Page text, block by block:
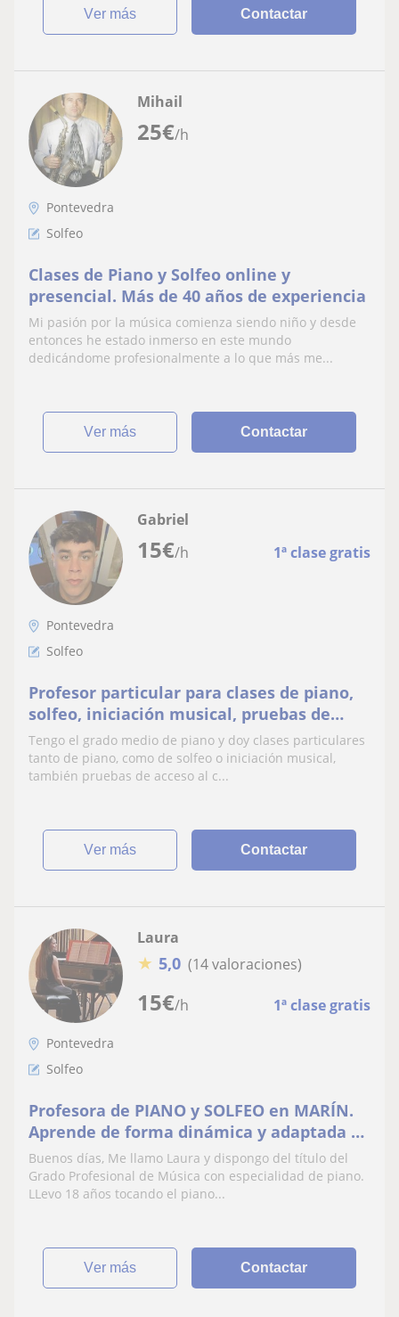
ver más Contactar
25€/h
Mihail
Pontevedra
Solfeo
Clases de Piano y Solfeo online y
presencial. Más de 40 años de experiencia
Mi pasión por la música comienza siendo niño y desde
entonces he estado inmerso en este mundo
dedicándome profesionalmente a lo que más me...
ver más Contactar
15€/h 1ª clase gratis
Gabriel
Pontevedra
Solfeo
Profesor particular para clases de piano,
solfeo, iniciación musical, pruebas de
acceso al conservatorio
Tengo el grado medio de piano y doy clases particulares
tanto de piano, como de solfeo o iniciación musical,
también pruebas de acceso al c...
ver más Contactar
15€/h 1ª clase gratis
Laura
★ 5,0 (14 valoraciones)
Pontevedra
Solfeo
Profesora de PIANO y SOLFEO en MARÍN.
Aprende de forma dinámica y adaptada a
tus necesidades. Experiencia de 8 años
Buenos días, Me llamo Laura y dispongo del título del
Grado Profesional de Música con especialidad de piano.
LLevo 18 años tocando el piano...
ver más Contactar